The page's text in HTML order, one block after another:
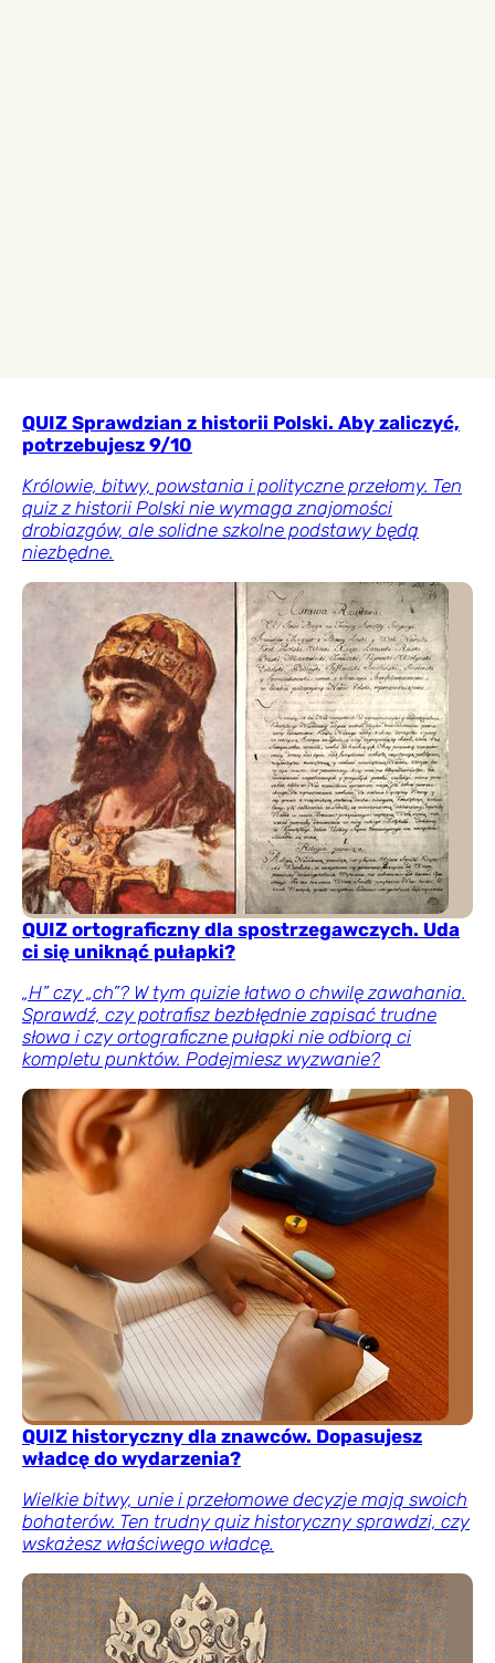
QUIZ Sprawdzian z historii Polski. Aby zaliczyć,
potrzebujesz 9/10
Królowie, bitwy, powstania i polityczne przełomy. Ten
quiz z historii Polski nie wymaga znajomości
drobiazgów, ale solidne szkolne podstawy będą
niezbędne.
QUIZ ortograficzny dla spostrzegawczych. Uda
ci się uniknąć pułapki?
„H” czy „ch”? W tym quizie łatwo o chwilę zawahania.
Sprawdź, czy potrafisz bezbłędnie zapisać trudne
słowa i czy ortograficzne pułapki nie odbiorą ci
kompletu punktów. Podejmiesz wyzwanie?
QUIZ historyczny dla znawców. Dopasujesz
władcę do wydarzenia?
Wielkie bitwy, unie i przełomowe decyzje mają swoich
bohaterów. Ten trudny quiz historyczny sprawdzi, czy
wskażesz właściwego władcę.